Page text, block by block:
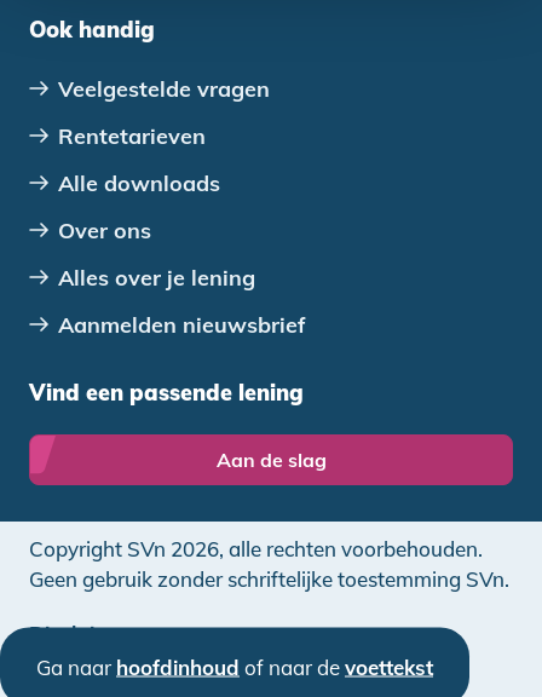
Ook handig
Veelgestelde vragen
Rentetarieven
Alle downloads
Over ons
Alles over je lening
Aanmelden nieuwsbrief
Vind een passende lening
Aan de slag
Copyright SVn 2026, alle rechten voorbehouden.
Geen gebruik zonder schriftelijke toestemming SVn.
Disclaimer
Ga naar hoofdinhoud of naar devoettekst